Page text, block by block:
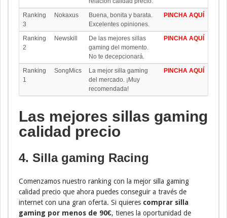
Ranking
3
Nokaxus
Buena, bonita y barata.
Excelentes opiniones.
PINCHA AQUÍ
Ranking
2
Newskill
De las mejores sillas
gaming del momento.
No te decepcionará.
PINCHA AQUÍ
Ranking
1
SongMics
La mejor silla gaming
del mercado. ¡Muy
recomendada!
PINCHA AQUÍ
Las mejores sillas gaming
calidad precio
4. Silla gaming Racing
Comenzamos nuestro ranking con la mejor silla gaming
calidad precio que ahora puedes conseguir a través de
internet con una gran oferta. Si quieres comprar silla
gaming por menos de 90€, tienes la oportunidad de